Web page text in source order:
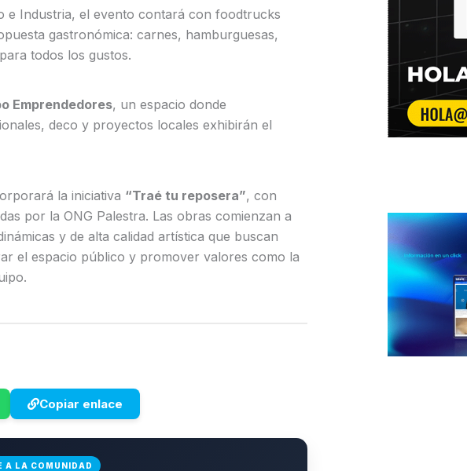
e Industria, el evento contará con foodtrucks
gastronómica: carnes, hamburguesas,
todos los gustos.
Emprendedores, un espacio donde
deco y proyectos locales exhibirán el
la iniciativa “Traé tu reposera”, con
por la ONG Palestra. Las obras comienzan a
y de alta calidad artística que buscan
el espacio público y promover valores como la
Copiar enlace
A LA COMUNIDAD